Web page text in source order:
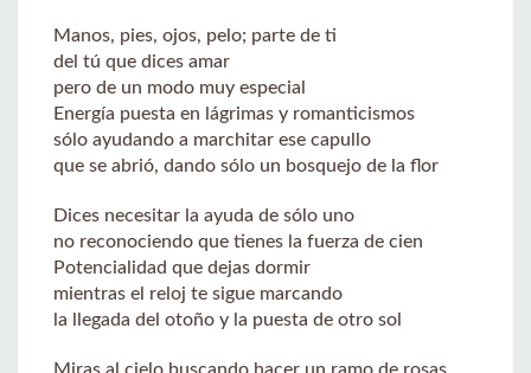
Manos, pies, ojos, pelo; parte de ti
del tú que dices amar
pero de un modo muy especial
Energía puesta en lágrimas y romanticismos
sólo ayudando a marchitar ese capullo
que se abrió, dando sólo un bosquejo de la flor
Dices necesitar la ayuda de sólo uno
no reconociendo que tienes la fuerza de cien
Potencialidad que dejas dormir
mientras el reloj te sigue marcando
la llegada del otoño y la puesta de otro sol
Miras al cielo buscando hacer un ramo de rosas